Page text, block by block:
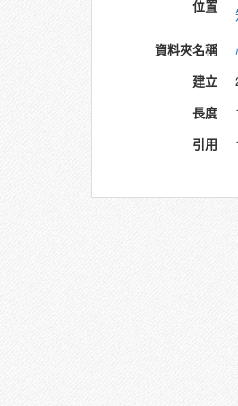
位置
資料夾名稱
建立
長度
引用